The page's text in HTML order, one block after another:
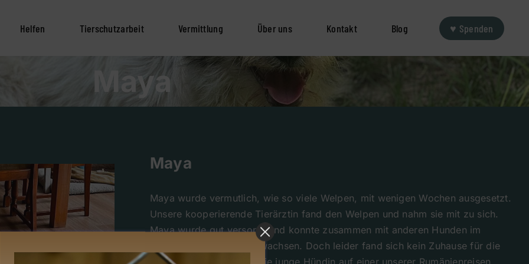
Helfen Tierschutzarbeit Vermittlung Über uns Kontakt Blog ♥ Spenden
Maya
Maya
Maya wurde vermutlich, wie so viele Welpen, mit wenigen Wochen ausgesetzt.
Unsere kooperierende Tierärztin fand den Welpen und nahm sie mit zu sich.
Maya wurde gut versorgt und konnte zusammen mit anderen Hunden im
Hinterhof der Praxis aufwachsen. Doch leider fand sich kein Zuhause für die
süße Maus. Wir lernten die junge Hündin auf einer unserer Rumänienreisen